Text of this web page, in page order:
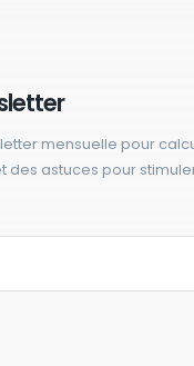
mensuelle pour
des astuces pour